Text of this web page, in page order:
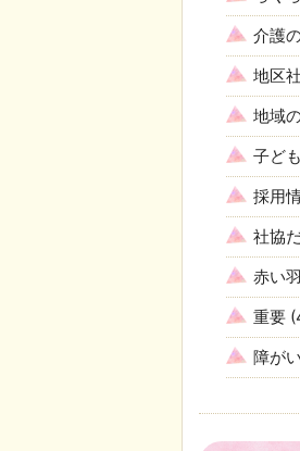
介護
地区
地域
子ど
採用
社協
赤い
重要
障が